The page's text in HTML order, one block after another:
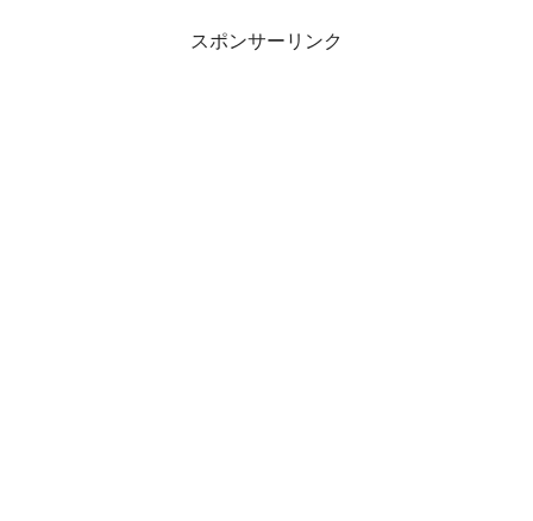
スポンサーリンク